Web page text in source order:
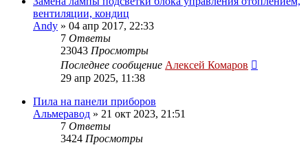
вентиляции, кондиц
Andy » 04 апр 2017, 22:33
7 Ответы
23043 Просмотры
Последнее сообщение Алексей Комаров
29 апр 2025, 11:38
Пила на панели приборов
Альмеравод » 21 окт 2023, 21:51
7 Ответы
3424 Просмотры